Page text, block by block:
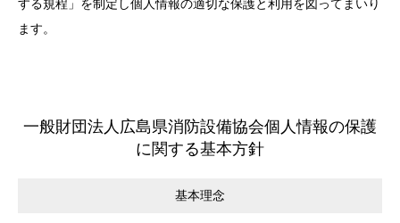
する規程」を制定し個人情報の適切な保護と利用を図ってまいり
ます。
一般財団法人広島県消防設備協会個人情報の保護
に関する基本方針
基本理念